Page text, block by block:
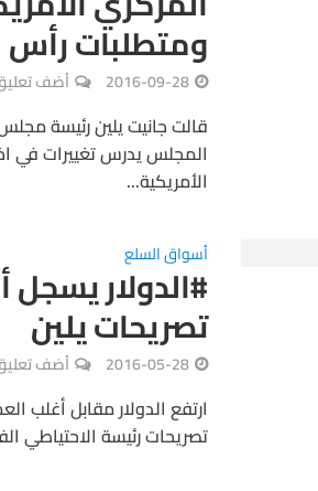
ومتطلبات رأس
2016-09-28 أضف
قالت جانيت يلين رئيسة
المجلس يدرس تغييرات في
الأمريكية...
أسواق السلع
#الدولار
تصريحات يلين
2016-05-28 أضف
ارتفع الدولار مقابل أغلب
تصريحات رئيسة الاحتياطي